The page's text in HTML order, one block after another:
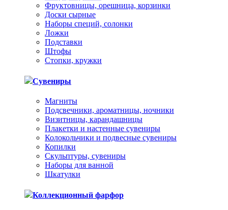
Фруктовницы, орешница, корзинки
Доски сырные
Наборы специй, солонки
Ложки
Подставки
Штофы
Стопки, кружки
Сувениры
Магниты
Подсвечники, ароматницы, ночники
Визитницы, карандашницы
Плакетки и настенные сувениры
Колокольчики и подвесные сувениры
Копилки
Скульптуры, сувениры
Наборы для ванной
Шкатулки
Коллекционный фарфор